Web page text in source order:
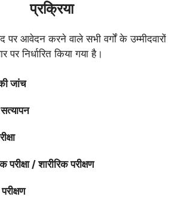
प्रक्रिया
आवेदन करने वाले सभी वर्गों के उम्मीदवारों
निर्धारित किया गया है।
जांच
परीक्षा / शारीरिक परीक्षण